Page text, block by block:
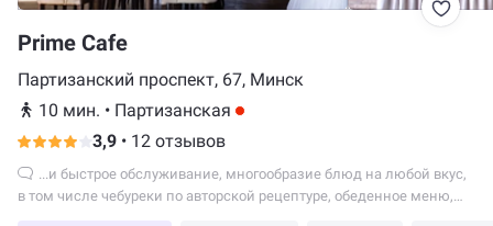
Prime Cafe
Партизанский проспект, 67, Минск
10 мин. • Партизанская
3,9 • 12 отзывов
в том числе чебуреки по авторской рецептуре, обеденное меню,